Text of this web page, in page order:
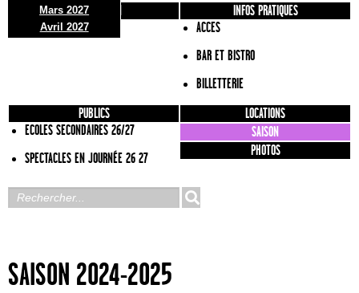
Mars 2027
Avril 2027
PRÉSENTATION
INFOS PRATIQUES
ACCES
BAR ET BISTRO
BILLETTERIE
PUBLICS
ECOLES SECONDAIRES 26/27
SPECTACLES EN JOURNÉE 26 27
LOCATIONS
SAISON
PHOTOS
SAISON 2024-2025